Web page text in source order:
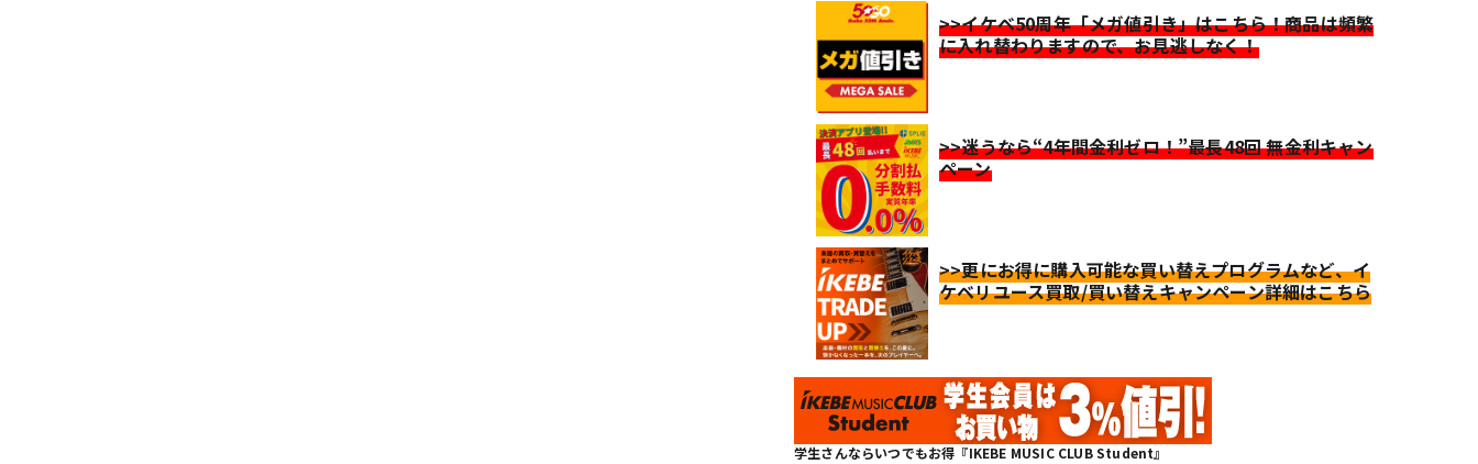
>>イケベ50周年「メガ値引き」はこちら！商品は頻繁
に入れ替わりますので、お見逃しなく！
>>迷うなら“4年間金利ゼロ！”最長48回 無金利キャン
ペーン
>>更にお得に購入可能な買い替えプログラムなど、イ
ケベリユース買取/買い替えキャンペーン詳細はこちら
学生さんならいつでもお得『IKEBE MUSIC CLUB Student』